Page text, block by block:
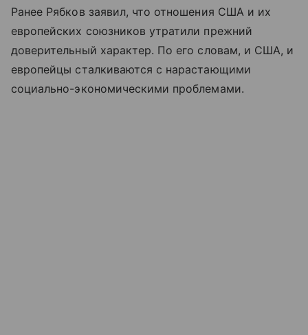
Ранее Рябков заявил, что отношения США и их
европейских союзников утратили прежний
доверительный характер. По его словам, и США, и
европейцы сталкиваются с нарастающими
социально-экономическими проблемами.